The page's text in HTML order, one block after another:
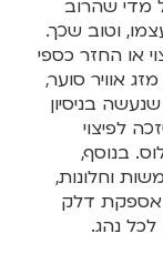
מדי שהרוב
וטוב שכך.
או החזר כספי
אוויר סוער,
בניסיון
לפיצוי
בנוסף,
וחלונות,
אספקת דלק
לכל נהג.